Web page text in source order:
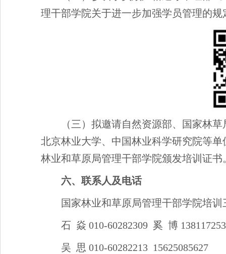
理干部学院关于进一步加强学员管理的
（三）拟邀请自然资源部、国家林
北京林业大学、中国林业科学研究院等
林业和草原局管理干部学院颁发培训证书
六、联系人及电话
国家林业和草原局管理干部学院培训
石 焱 010-60282309 奚 博
吴 思 010-60282213 15625085627